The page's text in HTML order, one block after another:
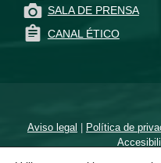
SALA DE PRENSA
CANAL ÉTICO
Aviso legal | Política de